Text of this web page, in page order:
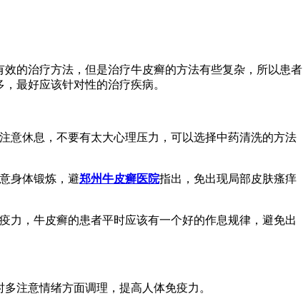
的治疗方法，但是治疗牛皮癣的方法有些复杂，所以患者
最好应该针对性的治疗疾病。
意休息，不要有太大心理压力，可以选择中药清洗的方法
身体锻炼，避郑州牛皮癣医院指出，免出现局部皮肤瘙痒
力，牛皮癣的患者平时应该有一个好的作息规律，避免出
注意情绪方面调理，提高人体免疫力。